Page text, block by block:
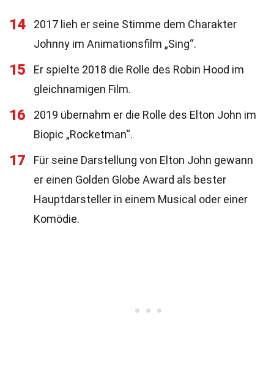
14
2017 lieh er seine Stimme dem Charakter
Johnny im Animationsfilm „Sing“.
15
Er spielte 2018 die Rolle des Robin Hood im
gleichnamigen Film.
16
2019 übernahm er die Rolle des Elton John im
Biopic „Rocketman“.
17
Für seine Darstellung von Elton John gewann
er einen Golden Globe Award als bester
Hauptdarsteller in einem Musical oder einer
Komödie.